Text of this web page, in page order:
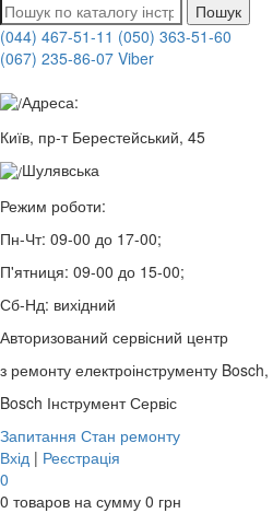
Пошук
(044) 467-51-11 (050) 363-51-60
(067) 235-86-07 Viber
Адреса:
Київ, пр-т Берестейський, 45
Шулявська
Режим роботи:
Пн-Чт: 09-00 до 17-00;
П'ятниця: 09-00 до 15-00;
Сб-Нд: вихідний
Авторизований сервісний центр
з ремонту електроінструменту
Bosch Інструмент Сервіс
Запитання Стан ремонту
Вхід | Реєстрація
0
0 товаров на сумму 0 грн